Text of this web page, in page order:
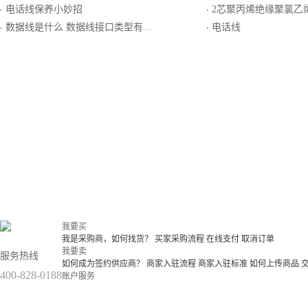
· 电话线保养小妙招
· 数据线是什么 数据线接口类型有哪些
· 2芯聚丙烯绝缘聚氯乙烯护套扁
· 电话线
服务热线
400-828-0188
我要买
我是采购商，如何找货？
买家采购流程 在线支付 取消订单
我要卖
如何成为签约供应商？
商家入驻流程 商家入驻标准 如何上传商品
账户服务